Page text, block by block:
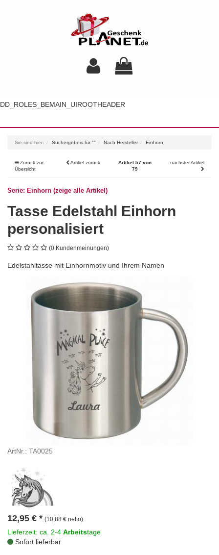
DD_ROLES_BEMAIN_UIROOTHEADER
Sie sind hier: Suchergebnis für "" Nach Hersteller Einhorn
Zurück zur
Übersicht
Artikel zurück
Artikel 57 von
79
nächster Artikel
Serie: Einhorn (zeige alle Artikel)
Tasse Edelstahl Einhorn
personalisiert
(0 Kundenmeinungen)
Edelstahltasse mit Einhornmotiv und Ihrem Namen
ArtNr.: TA0025
12,95 € * (10,88 € netto)
Lieferzeit: ca. 2-4 Arbeitstage
Sofort lieferbar